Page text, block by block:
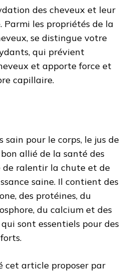
des cheveux et leur
Parmi les propriétés de la
se distingue votre
qui prévient
et apporte force et
capillaire.
sain pour le corps, le jus de
allié de la santé des
de ralentir la chute et de
saine. Il contient des
des protéines, du
du calcium et des
sont essentiels pour des
cet article proposer par